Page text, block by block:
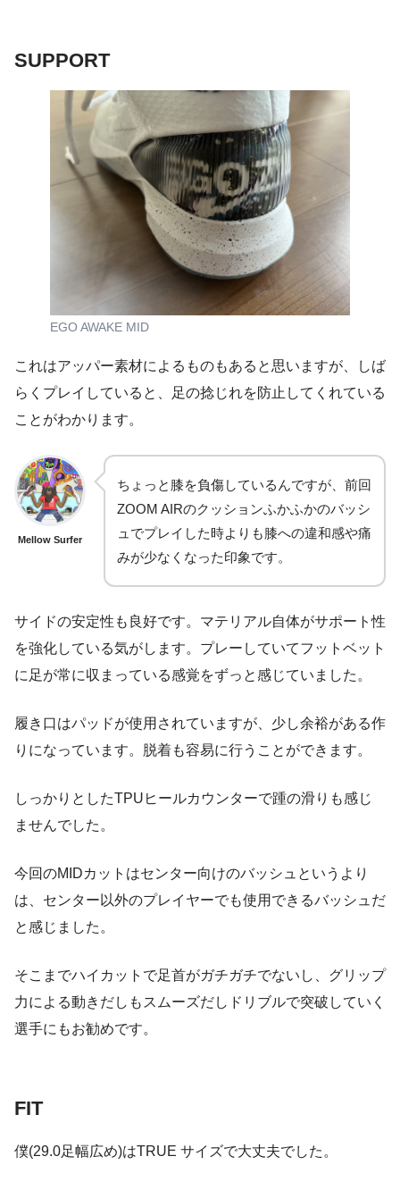
SUPPORT
EGO AWAKE MID
これはアッパー素材によるものもあると思いますが、しば
らくプレイしていると、足の捻じれを防止してくれている
ことがわかります。
Mellow Surfer
ちょっと膝を負傷しているんですが、前回
ZOOM AIRのクッションふかふかのバッシ
ュでプレイした時よりも膝への違和感や痛
みが少なくなった印象です。
サイドの安定性も良好です。マテリアル自体がサポート性
を強化している気がします。プレーしていてフットベット
に足が常に収まっている感覚をずっと感じていました。
履き口はパッドが使用されていますが、少し余裕がある作
りになっています。脱着も容易に行うことができます。
しっかりとしたTPUヒールカウンターで踵の滑りも感じ
ませんでした。
今回のMIDカットはセンター向けのバッシュというより
は、センター以外のプレイヤーでも使用できるバッシュだ
と感じました。
そこまでハイカットで足首がガチガチでないし、グリップ
力による動きだしもスムーズだしドリブルで突破していく
選手にもお勧めです。
FIT
僕(29.0足幅広め)はTRUE サイズで大丈夫でした。